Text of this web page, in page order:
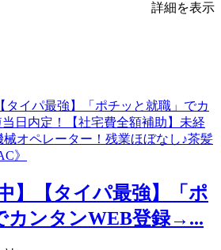
詳細を表示
中】【タイパ最強】「ポ
カンタンWEB登録→...